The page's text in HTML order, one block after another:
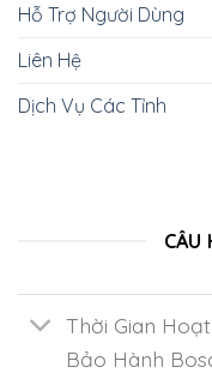
Hỗ Trợ Người Dùng
Liên Hệ
Dịch Vụ Các Tỉnh
CÂU
Thời Gian
Bảo Hành